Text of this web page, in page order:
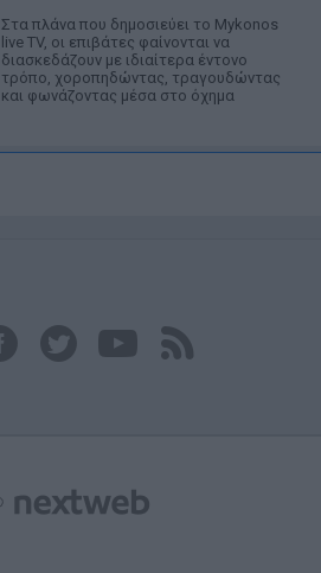
Στα πλάνα που δημοσιεύει το Mykonos
live TV, οι επιβάτες φαίνονται να
διασκεδάζουν με ιδιαίτερα έντονο
τρόπο, χοροπηδώντας, τραγουδώντας
και φωνάζοντας μέσα στο όχημα